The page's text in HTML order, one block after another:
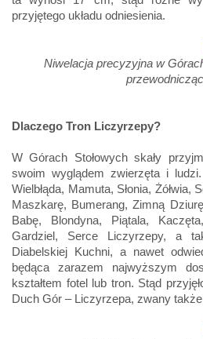
przyjętego układu odniesienia.
Niwelacja precyzyjna w
Dlaczego Tron Liczyrzepy?
W Górach Stołowych skały
swoim wyglądem zwierzęta i
Wielbłąda, Mamuta, Słonia,
Maszkarę, Bumerang, Zimną
Babę, Blondyna, Piątala,
Gardziel, Serce Liczyrzepy, a
Diabelskiej Kuchni, a nawet
będąca zarazem najwyższym
kształtem fotel lub tron. Stąd
Duch Gór – Liczyrzepa, zwany